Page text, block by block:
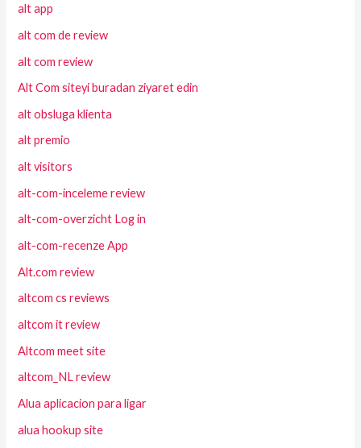
alt app
alt com de review
alt com review
Alt Com siteyi buradan ziyaret edin
alt obsluga klienta
alt premio
alt visitors
alt-com-inceleme review
alt-com-overzicht Log in
alt-com-recenze App
Alt.com review
altcom cs reviews
altcom it review
Altcom meet site
altcom_NL review
Alua aplicacion para ligar
alua hookup site